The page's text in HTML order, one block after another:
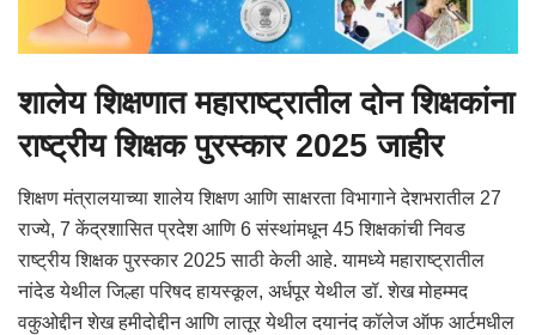
शालेय शिक्षणात महाराष्ट्रातील दोन शिक्षकांना
राष्ट्रीय शिक्षक पुरस्कार 2025जाहीर
शिक्षण मंत्रालयाच्या शालेय शिक्षण आणि साक्षरता विभागाने देशभरातील 27
राज्ये, 7 केंद्रशासित प्रदेश आणि 6 संस्थांमधून 45 शिक्षकांची निवड
राष्ट्रीय शिक्षक पुरस्कार 2025 साठी केली आहे. यामध्ये महाराष्ट्रातील
नांदेड येथील जिल्हा परिषद हायस्कूल, अर्धपूर येथील डॉ. शेख मोहम्मद
वकुओद्दीन शेख हमीदोद्दीन आणि लातूर येथील दयानंद कॉलेज ऑफ आर्टमधील